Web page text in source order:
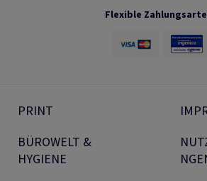
Flexible
PRINT
BÜROWELT &
HYGIENE